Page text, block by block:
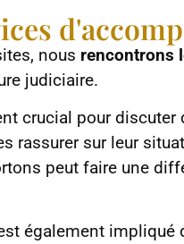
nous rencontrons
judiciaire.
crucial pour
rassurer sur leur
peut faire une
également impliqué